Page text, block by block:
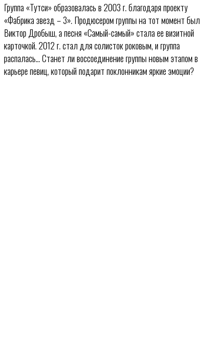
Группа «Тутси» образовалась в 2003 г. благодаря проекту
«Фабрика звезд – 3». Продюсером группы на тот момент был
Виктор Дробыш, а песня «Самый-самый» стала ее визитной
карточкой. 2012 г. стал для солисток роковым, и группа
распалась… Станет ли воссоединение группы новым этапом в
карьере певиц, который подарит поклонникам яркие эмоции?